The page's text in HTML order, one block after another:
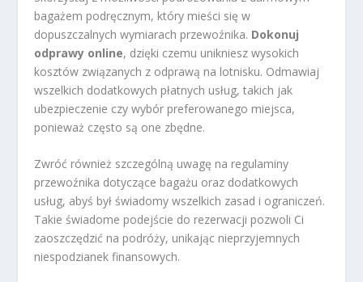
bagażem podręcznym, który mieści się w
dopuszczalnych wymiarach przewoźnika. Dokonuj
odprawy online, dzięki czemu unikniesz wysokich
kosztów związanych z odprawą na lotnisku. Odmawiaj
wszelkich dodatkowych płatnych usług, takich jak
ubezpieczenie czy wybór preferowanego miejsca,
ponieważ często są one zbędne.
Zwróć również szczególną uwagę na regulaminy
przewoźnika dotyczące bagażu oraz dodatkowych
usług, abyś był świadomy wszelkich zasad i ograniczeń.
Takie świadome podejście do rezerwacji pozwoli Ci
zaoszczędzić na podróży, unikając nieprzyjemnych
niespodzianek finansowych.